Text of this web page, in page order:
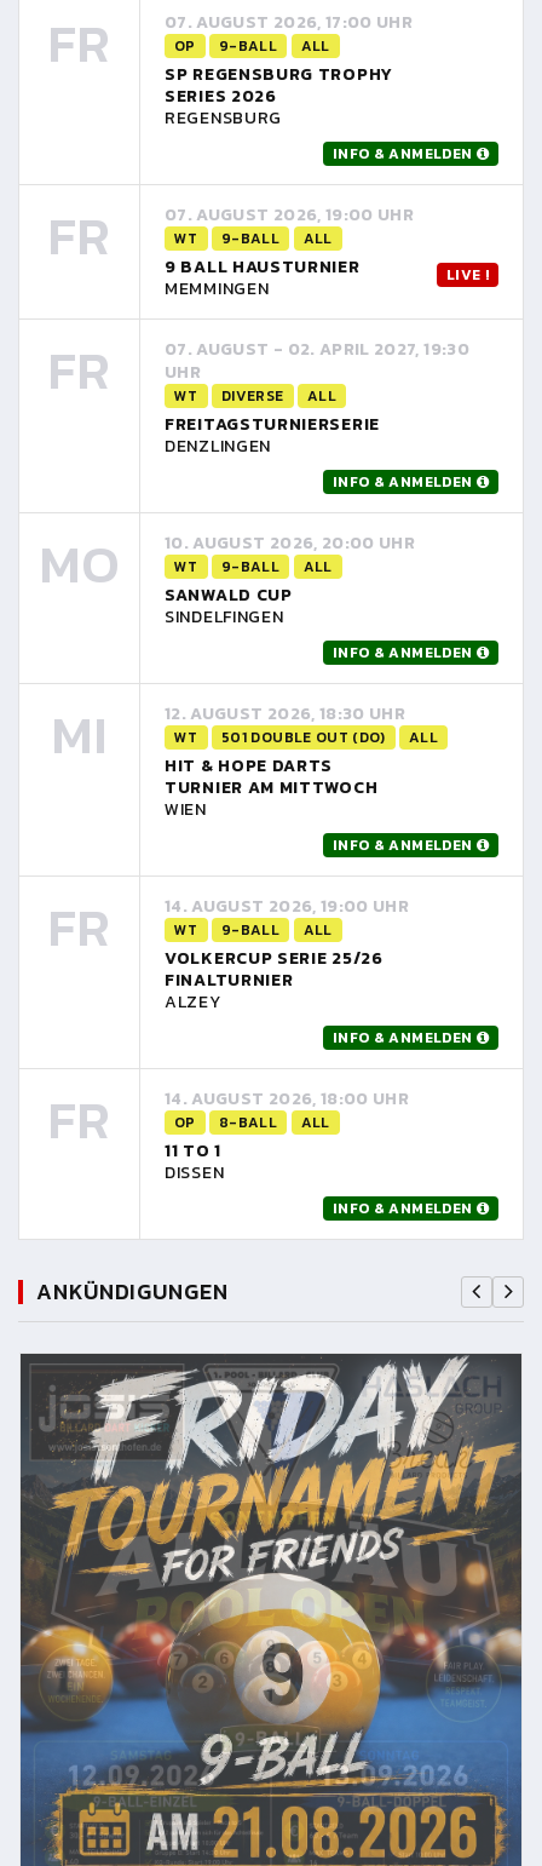
FR 07. AUGUST 2026, 17:00 UHR
OP 9-BALL ALL
SP REGENSBURG TROPHY
SERIES 2026
REGENSBURG
INFO & ANMELDEN
FR 07. AUGUST 2026, 19:00 UHR
WT 9-BALL ALL
9 BALL HAUSTURNIER
MEMMINGEN
LIVE !
FR
07. AUGUST - 02. APRIL 2027, 19:30
UHR
WT DIVERSE ALL
FREITAGSTURNIERSERIE
DENZLINGEN
INFO & ANMELDEN
MO 10. AUGUST 2026, 20:00 UHR
WT 9-BALL ALL
SANWALD CUP
SINDELFINGEN
INFO & ANMELDEN
MI 12. AUGUST 2026, 18:30 UHR
WT 501 DOUBLE OUT (DO) ALL
HIT & HOPE DARTS
TURNIER AM MITTWOCH
WIEN
INFO & ANMELDEN
FR 14. AUGUST 2026, 19:00 UHR
WT 9-BALL ALL
VOLKERCUP SERIE 25/26
FINALTURNIER
ALZEY
INFO & ANMELDEN
FR 14. AUGUST 2026, 18:00 UHR
OP 8-BALL ALL
11 TO 1
DISSEN
INFO & ANMELDEN
ANKÜNDIGUNGEN